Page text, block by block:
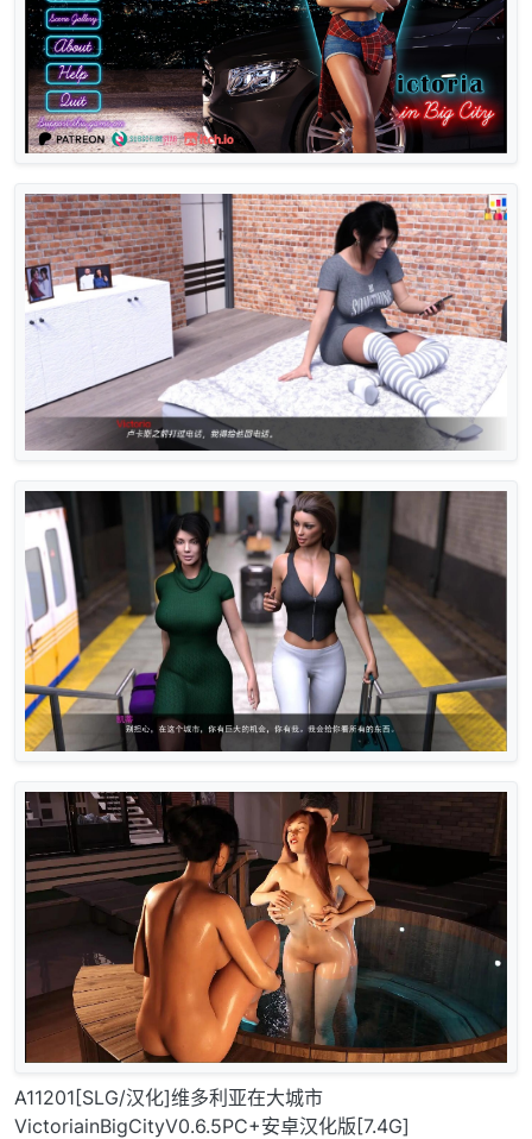
A11201[SLG/汉化]维多利亚在大城市
VictoriainBigCityV0.6.5PC+安卓汉化版[7.4G]